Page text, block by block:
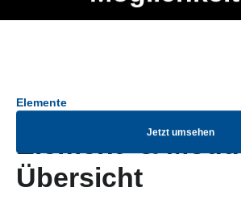
Jetzt umsehen
Elemente
Element- & Modul-
Übersicht